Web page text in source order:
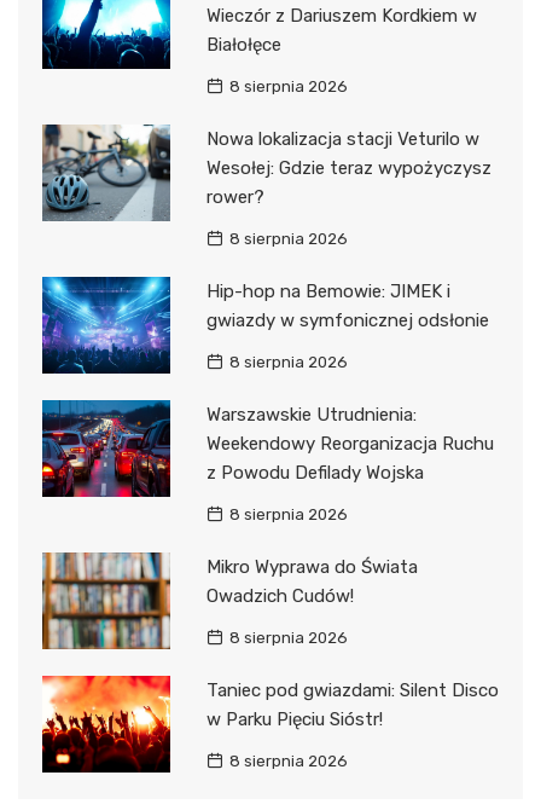
Wieczór z Dariuszem Kordkiem w
Białołęce
8 sierpnia 2026
Nowa lokalizacja stacji Veturilo w
Wesołej: Gdzie teraz wypożyczysz
rower?
8 sierpnia 2026
Hip-hop na Bemowie: JIMEK i
gwiazdy w symfonicznej odsłonie
8 sierpnia 2026
Warszawskie Utrudnienia:
Weekendowy Reorganizacja Ruchu
z Powodu Defilady Wojska
8 sierpnia 2026
Mikro Wyprawa do Świata
Owadzich Cudów!
8 sierpnia 2026
Taniec pod gwiazdami: Silent Disco
w Parku Pięciu Sióstr!
8 sierpnia 2026